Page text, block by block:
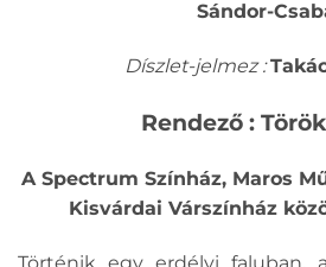
Sándor-
Díszlet-jelmez :
Rendező :
A Spectrum Színház, Maros
Kisvárdai Várszínház